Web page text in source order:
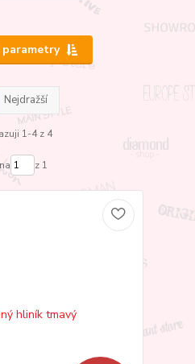
Nejdražší
1-4 z 4
z 1